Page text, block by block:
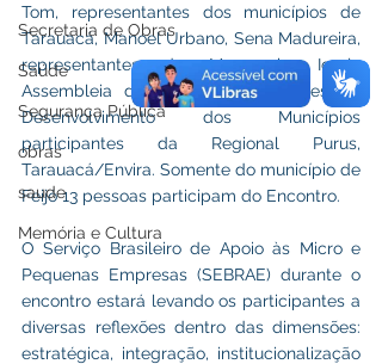
Secretaria de Obras
Saúde
Segurança Pública
obras
saude
Memória e Cultura
Tom, representantes dos municípios de
Tarauacá, Manoel Urbano, Sena Madureira,
representantes da Maçonaria, Igreja
Assembleia de Deus, IFAC, Agentes de
Desenvolvimento dos Municípios
participantes da Regional Purus,
Tarauacá/Envira. Somente do município de
Feijó 13 pessoas participam do Encontro.
O Serviço Brasileiro de Apoio às Micro e
Pequenas Empresas (SEBRAE) durante o
encontro estará levando os participantes a
diversas reflexões dentro das dimensões:
estratégica, integração, institucionalização